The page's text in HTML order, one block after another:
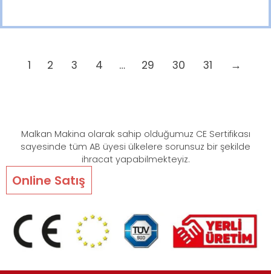
1 2 3 4 … 29 30 31 →
Malkan Makina olarak sahip olduğumuz CE Sertifikası
sayesinde tüm AB üyesi ülkelere sorunsuz bir şekilde
ihracat yapabilmekteyiz.
Online Satış